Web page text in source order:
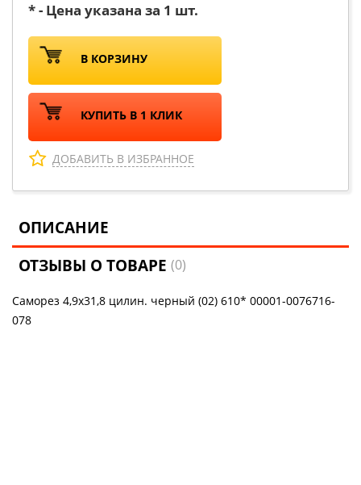
* - Цена указана за 1 шт.
В КОРЗИНУ
КУПИТЬ В 1 КЛИК
ДОБАВИТЬ В ИЗБРАННОЕ
ОПИСАНИЕ
ОТЗЫВЫ О ТОВАРЕ(0)
Саморез 4,9х31,8 цилин. черный (02) 610* 00001-0076716-
078